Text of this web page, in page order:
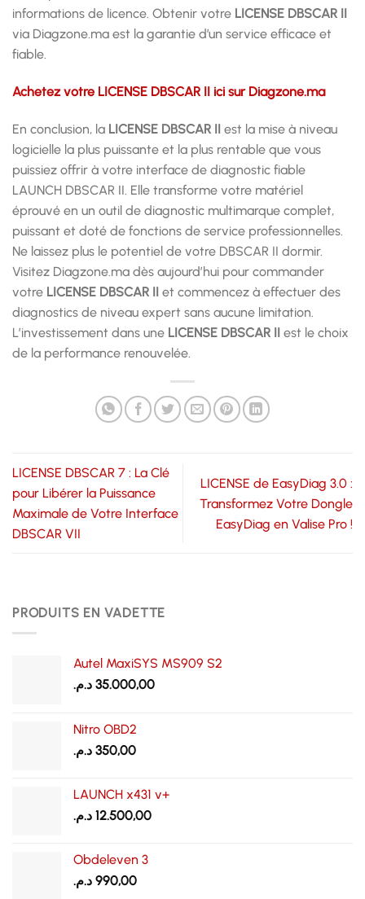
informations de licence. Obtenir votre LICENSE DBSCAR II
via Diagzone.ma est la garantie d’un service efficace et
fiable.
Achetez votre LICENSE DBSCAR II ici sur Diagzone.ma
En conclusion, la LICENSE DBSCAR II est la mise à niveau
logicielle la plus puissante et la plus rentable que vous
puissiez offrir à votre interface de diagnostic fiable
LAUNCH DBSCAR II. Elle transforme votre matériel
éprouvé en un outil de diagnostic multimarque complet,
puissant et doté de fonctions de service professionnelles.
Ne laissez plus le potentiel de votre DBSCAR II dormir.
Visitez Diagzone.ma dès aujourd’hui pour commander
votre LICENSE DBSCAR II et commencez à effectuer des
diagnostics de niveau expert sans aucune limitation.
L’investissement dans une LICENSE DBSCAR II est le choix
de la performance renouvelée.
LICENSE DBSCAR 7 : La Clé
pour Libérer la Puissance
Maximale de Votre Interface
DBSCAR VII
LICENSE de EasyDiag 3.0 :
Transformez Votre Dongle
EasyDiag en Valise Pro !
PRODUITS EN VADETTE
Autel MaxiSYS MS909 S2
35.000,00 د.م.
Nitro OBD2
350,00 د.م.
LAUNCH x431 v+
12.500,00 د.م.
Obdeleven 3
990,00 د.م.